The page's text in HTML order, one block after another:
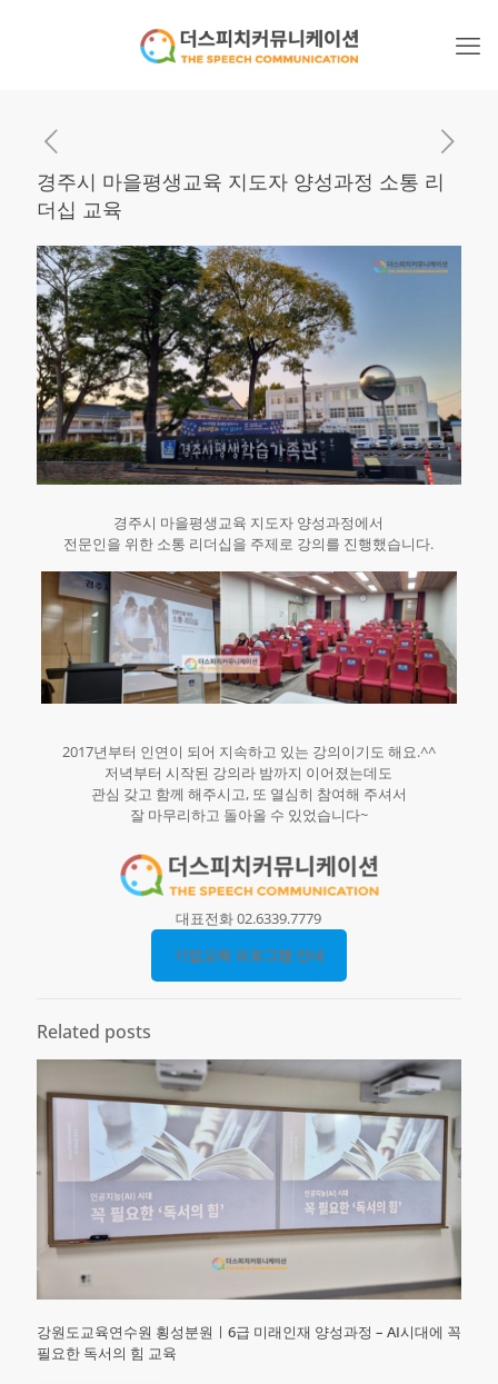
경주시 마을평생교육 지도자 양성과정 소통 리
더십 교육
경주시 마을평생교육 지도자 양성과정에서
전문인을 위한 소통 리더십을 주제로 강의를 진행했습니다.
2017년부터 인연이 되어 지속하고 있는 강의이기도 해요.^^
저녁부터 시작된 강의라 밤까지 이어졌는데도
관심 갖고 함께 해주시고, 또 열심히 참여해 주셔서
잘 마무리하고 돌아올 수 있었습니다~
대표전화 02.6339.7779
기업교육 프로그램 안내
Related posts
강원도교육연수원 횡성분원ㅣ6급 미래인재 양성과정 – AI시대에 꼭
필요한 독서의 힘 교육